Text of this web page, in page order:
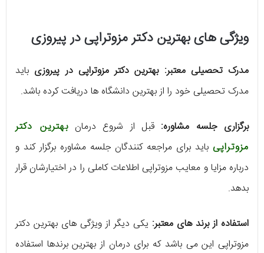
ویژگی های بهترین دکتر مزوتراپی در پیروزی
مدرک تحصیلی معتبر: بهترین دکتر مزوتراپی در پیروزی باید
مدرک تحصیلی خود را از بهترین دانشگاه ها دریافت کرده باشد.
برگزاری جلسه مشاوره: قبل از شروع درمانبهترین دکتر
مزوتراپیباید برای مراجعه کنندگان جلسه مشاوره برگزار کند و
درباره مزایا و معایب مزوتراپی اطلاعات کاملی را در اختیارشان قرار
بدهد.
استفاده از برند های معتبر: یکی دیگر از ویژگی های بهترین دکتر
مزوتراپی این می باشد که برای درمان از بهترین برندها استفاده